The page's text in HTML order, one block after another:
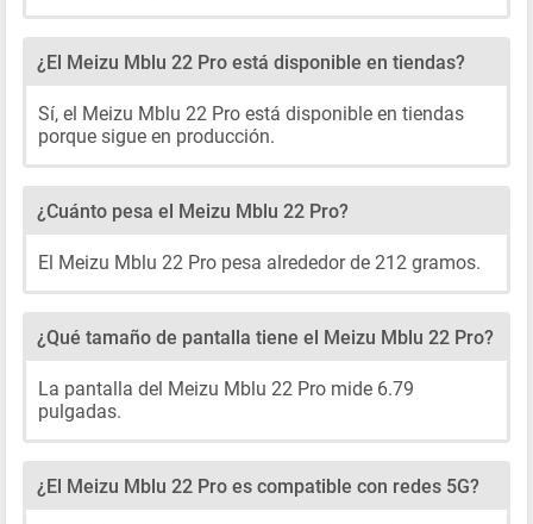
¿El Meizu Mblu 22 Pro está disponible en tiendas?
Sí, el Meizu Mblu 22 Pro está disponible en tiendas
porque sigue en producción.
¿Cuánto pesa el Meizu Mblu 22 Pro?
El Meizu Mblu 22 Pro pesa alrededor de 212 gramos.
¿Qué tamaño de pantalla tiene el Meizu Mblu 22 Pro?
La pantalla del Meizu Mblu 22 Pro mide 6.79
pulgadas.
¿El Meizu Mblu 22 Pro es compatible con redes 5G?